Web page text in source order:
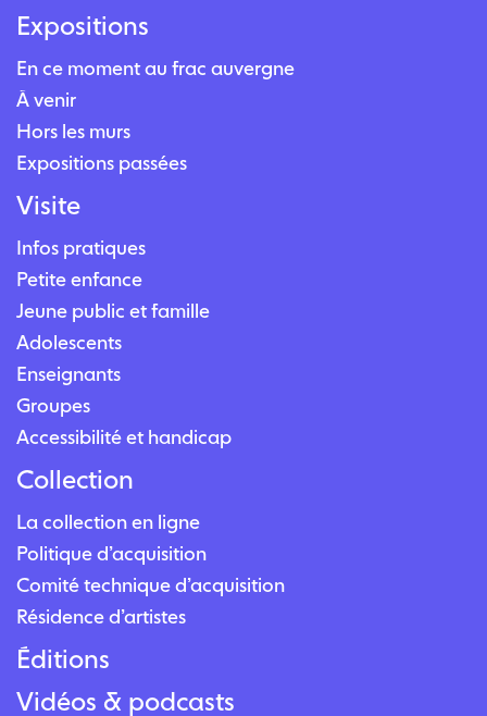
Expositions
En ce moment au frac auvergne
À venir
Hors les murs
Expositions passées
Visite
Infos pratiques
Petite enfance
Jeune public et famille
Adolescents
Enseignants
Groupes
Accessibilité et handicap
Collection
La collection en ligne
Politique d’acquisition
Comité technique d’acquisition
Résidence d’artistes
Éditions
Vidéos & podcasts